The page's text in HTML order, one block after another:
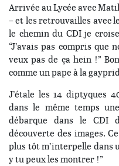
Arrivée au Lycée avec
– et les retrouvailles avec
le chemin du CDI je
“J’avais pas compris que
veux pas de ça hein !”
comme un pape à la
J’étale les 14 diptyques
dans le même temps
débarque dans le CDI
découverte des images.
plus tôt m’interpelle dans
y tu peux les montrer !”